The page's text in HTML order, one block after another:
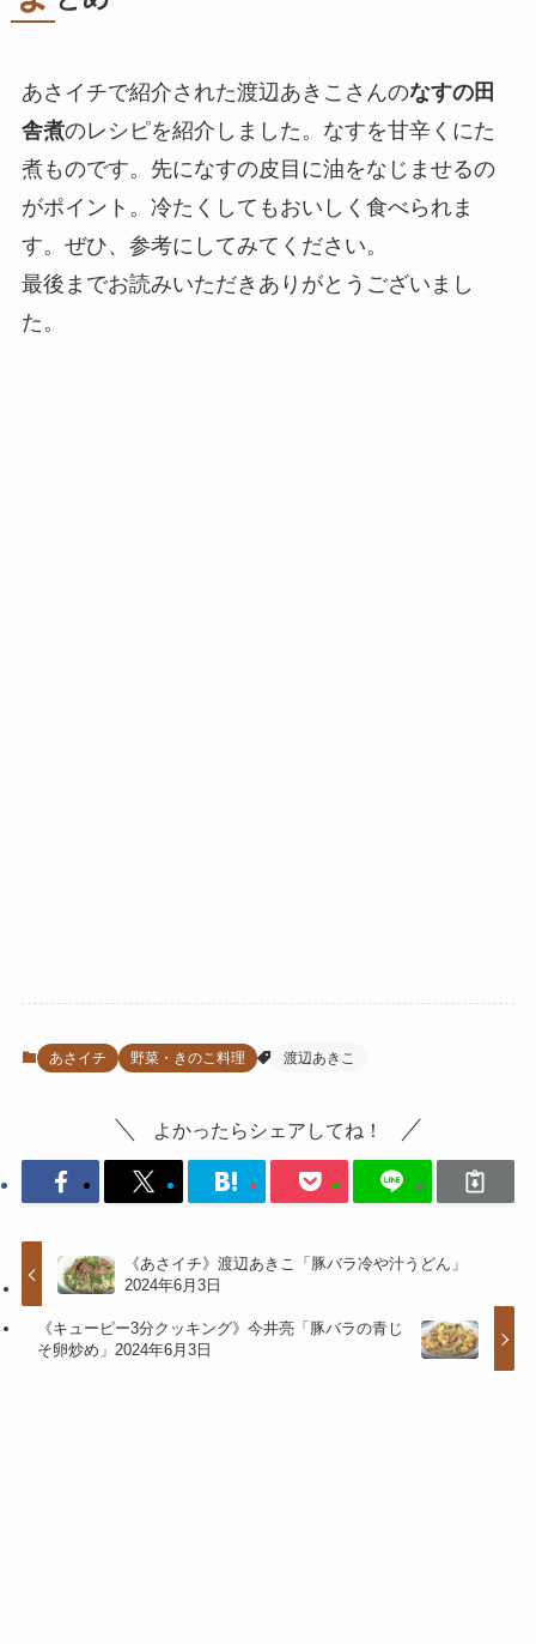
あさイチで紹介された渡辺あきこさんのなすの田
舎煮のレシピを紹介しました。なすを甘辛くにた
煮ものです。先になすの皮目に油をなじませるの
がポイント。冷たくしてもおいしく食べられま
す。ぜひ、参考にしてみてください。
最後までお読みいただきありがとうございまし
た。
あさイチ 野菜・きのこ料理 渡辺あきこ
よかったらシェアしてね！
《あさイチ》渡辺あきこ「豚バラ冷や汁うどん」
2024年6月3日
《キューピー3分クッキング》今井亮「豚バラの青じ
そ卵炒め」2024年6月3日